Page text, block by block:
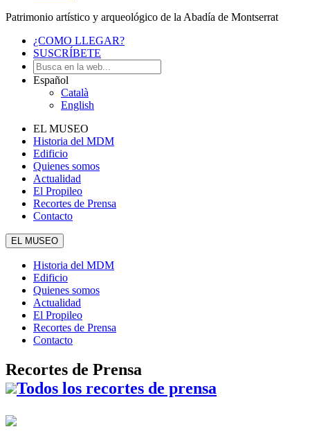
Patrimonio artístico y arqueológico de la Abadía de Montserrat
¿COMO LLEGAR?
SUSCRÍBETE
Español
Català
English
EL MUSEO
Historia del MDM
Edificio
Quienes somos
Actualidad
El Propileo
Recortes de Prensa
Contacto
EL MUSEO
Historia del MDM
Edificio
Quienes somos
Actualidad
El Propileo
Recortes de Prensa
Contacto
Recortes de Prensa
Todos los recortes de prensa